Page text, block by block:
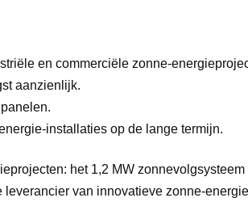
en commerciële zonne-
aanzienlijk.
installaties op de lange termijn.
het 1,2 MW
van innovatieve zonne-